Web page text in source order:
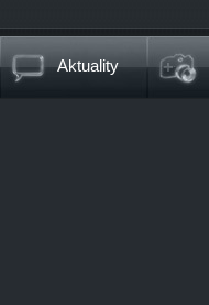
Aktuality